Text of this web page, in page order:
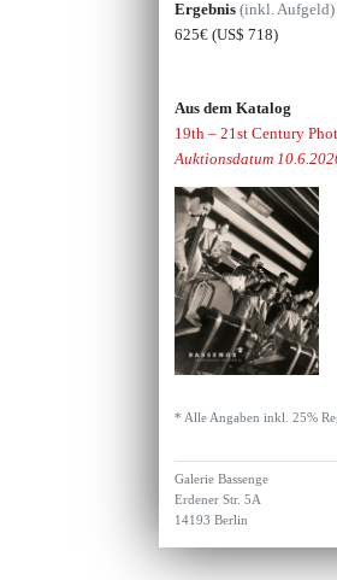
Ergebnis(inkl.
625€(US$ 718)
Aus dem Katalog
19th – 21st Century
Auktionsdatum
* Alle Angaben inkl. 25%
Galerie Bassenge
Erdener Str. 5A
14193 Berlin